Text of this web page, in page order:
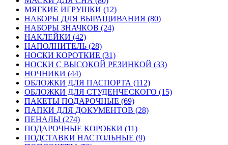
МЯГКИЕ ИГРУШКИ (12)
НАБОРЫ ДЛЯ ВЫРАЩИВАНИЯ (80)
НАБОРЫ ЗНАЧКОВ (24)
НАКЛЕЙКИ (42)
НАПОЛНИТЕЛЬ (28)
НОСКИ КОРОТКИЕ (31)
НОСКИ С ВЫСОКОЙ РЕЗИНКОЙ (33)
НОЧНИКИ (44)
ОБЛОЖКИ ДЛЯ ПАСПОРТА (112)
ОБЛОЖКИ ДЛЯ СТУДЕНЧЕСКОГО (15)
ПАКЕТЫ ПОДАРОЧНЫЕ (69)
ПАПКИ ДЛЯ ДОКУМЕНТОВ (28)
ПЕНАЛЫ (274)
ПОДАРОЧНЫЕ КОРОБКИ (11)
ПОДСТАВКИ НАСТОЛЬНЫЕ (9)